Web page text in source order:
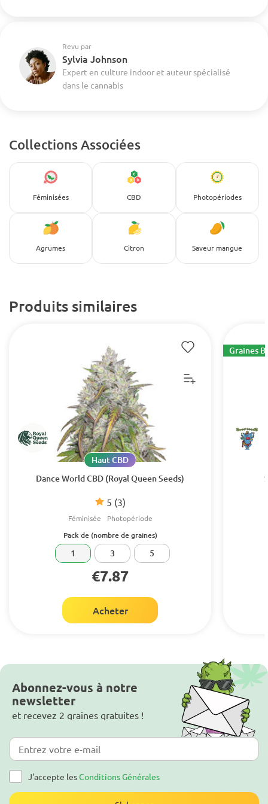
Revu par
Sylvia Johnson
Expert en culture indoor et auteur spécialisé
dans le cannabis
Collections Associées
Féminisées CBD Photopériodes
Agrumes Citron Saveur mangue
Produits similaires
Dance World CBD (Royal Queen Seeds)
5 (3)
Haut CBD
Féminisée Photopériode
Pack de (nombre de graines)
1 3 5
€7.87
Acheter
Graines
Abonnez-vous à notre
newsletter
et recevez 2 graines gratuites !
J'accepte lesConditions Générales